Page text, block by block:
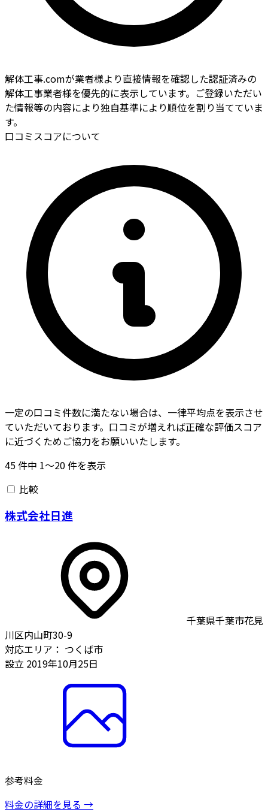
解体工事.comが業者様より直接情報を確認した認証済みの
解体工事業者様を優先的に表示しています。ご登録いただい
た情報等の内容により独自基準により順位を割り当てていま
す。
口コミスコアについて
一定の口コミ件数に満たない場合は、一律平均点を表示させ
ていただいております。口コミが増えれば正確な評価スコア
に近づくためご協力をお願いいたします。
45件中 1〜20件を表示
比較
株式会社日進
千葉県千葉市花見
川区内山町30-9
対応エリア： つくば市
設立 2019年10月25日
参考料金
料金の詳細を見る →